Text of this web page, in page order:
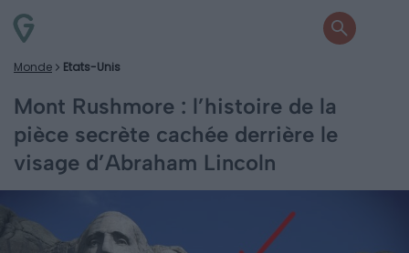
Monde Etats-Unis
Mont Rushmore : l’histoire de la
pièce secrète cachée derrière le
visage d’Abraham Lincoln